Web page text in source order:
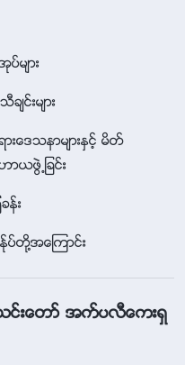
ပ္မ်ား
သီခ်င္းမ်ား
းေဒသနာမ်ားႏွင့္ မိတ္
ယဖြဲ႕ျခင္း
န္း
န္ုပ္တို႔အေၾကာင္း
င္းေတာ္ အက္ပလီေကးရွ